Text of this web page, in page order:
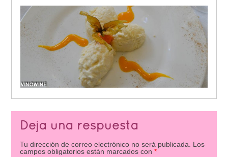
Deja una respuesta
Tu dirección de correo electrónico no será publicada.
Los
campos obligatorios están marcados con *